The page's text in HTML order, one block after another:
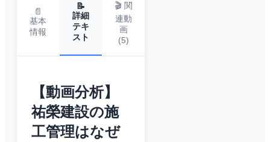
📄
基本
情報
📝
詳細
テキ
スト
🎬 関
連動
画
(5)
【動画分析】
祐榮建設の施
工管理はなぜ